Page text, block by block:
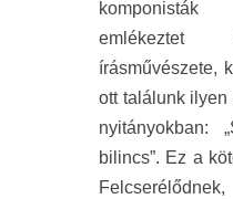
komponisták
emlékeztet
írásművészete,
ott találunk ilyen
nyitányokban:
bilincs”. Ez a